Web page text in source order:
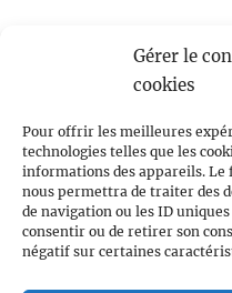
Gérer le
cookies
Pour offrir les meilleures
technologies telles que les
informations des appareils. Le
nous permettra de traiter des
de navigation ou les ID
consentir ou de retirer son
négatif sur certaines
Antilles,
PAGE1